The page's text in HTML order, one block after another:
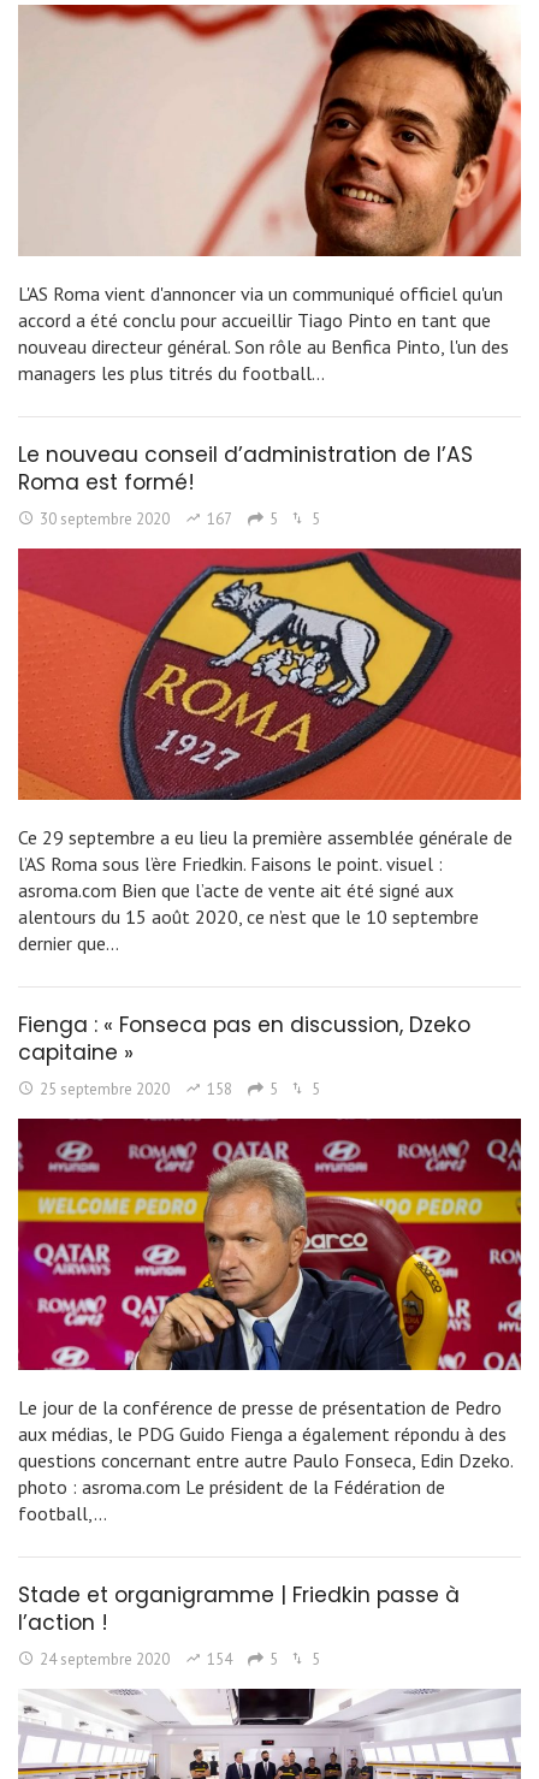
L'AS Roma vient d'annoncer via un communiqué officiel qu'un
accord a été conclu pour accueillir Tiago Pinto en tant que
nouveau directeur général. Son rôle au Benfica Pinto, l'un des
managers les plus titrés du football…
Le nouveau conseil d’administration de l’AS
Roma est formé!
30 septembre 2020 167 5 5
Ce 29 septembre a eu lieu la première assemblée générale de
l’AS Roma sous l’ère Friedkin. Faisons le point. visuel :
asroma.com Bien que l’acte de vente ait été signé aux
alentours du 15 août 2020, ce n’est que le 10 septembre
dernier que…
Fienga : « Fonseca pas en discussion, Dzeko
capitaine »
25 septembre 2020 158 5 5
Le jour de la conférence de presse de présentation de Pedro
aux médias, le PDG Guido Fienga a également répondu à des
questions concernant entre autre Paulo Fonseca, Edin Dzeko.
photo : asroma.com Le président de la Fédération de
football,…
Stade et organigramme | Friedkin passe à
l’action !
24 septembre 2020 154 5 5